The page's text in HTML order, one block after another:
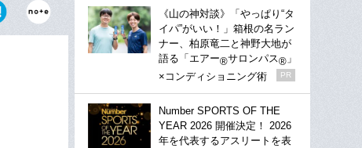
《山の神対談》「やっぱり“タ
イパ”がいい！」箱根の名ラン
ナー、柏原竜二と神野大地が
語る「エアー®サロンパス® 」
×コンディショニング術
PR
Number SPORTS OF THE
YEAR 2026 開催決定！ 2026
年を代表するアスリートを表